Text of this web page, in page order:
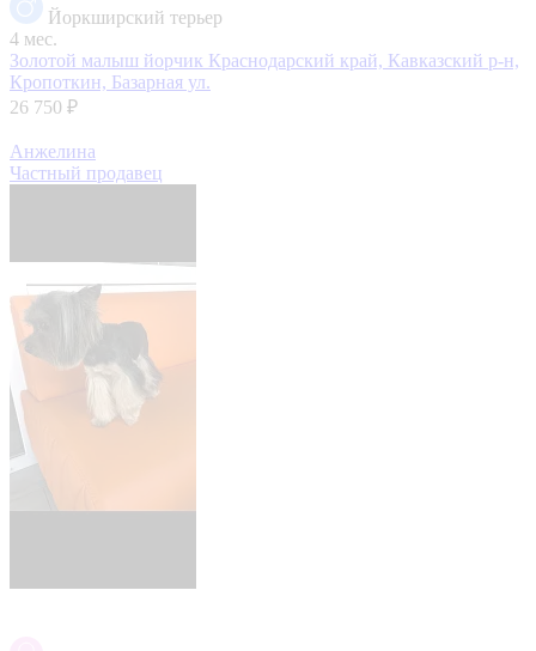
Йоркширский терьер
4 мес.
Золотой малыш йорчик Краснодарский край, Кавказский р-н,
Кропоткин, Базарная ул.
26 750 ₽
Анжелина
Частный продавец